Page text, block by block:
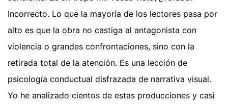
Incorrecto. Lo que la mayoría de los lectores pasa por
alto es que la obra no castiga al antagonista con
violencia o grandes confrontaciones, sino con la
retirada total de la atención. Es una lección de
psicología conductual disfrazada de narrativa visual.
Yo he analizado cientos de estas producciones y casi